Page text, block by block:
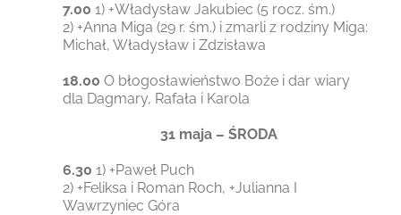
7.001) +Władysław Jakubiec (5 rocz. śm.)
2) +Anna Miga (29 r. śm.) i zmarli z rodziny Miga:
Michał, Władysław i Zdzisława
18.00 O błogosławieństwo Boże i dar wiary
dla Dagmary, Rafała i Karola
31 maja – ŚRODA
6.301) +Paweł Puch
2) +Feliksa i Roman Roch, +Julianna I
Wawrzyniec Góra